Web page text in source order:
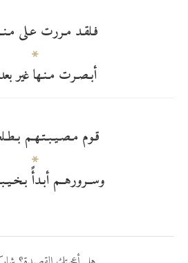
فـلقـد مـررت عـلى
أبـصـرت مـنـها غير
قـوم مـصـيـبـتـهـم
وســرورهــم أبـدأً